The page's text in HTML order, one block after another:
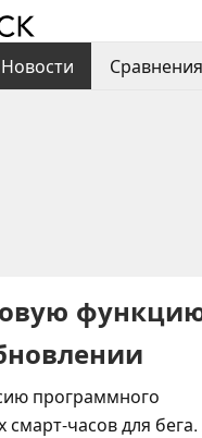
Новости
программного
смарт-часов для бега.